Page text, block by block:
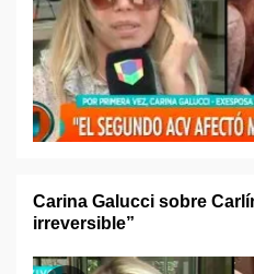
Carina Galucci sobre
irreversible”